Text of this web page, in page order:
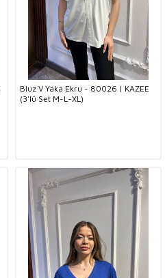
Bluz V Yaka Ekru - 80026 | KAZEE
(3'lü Set M-L-XL)